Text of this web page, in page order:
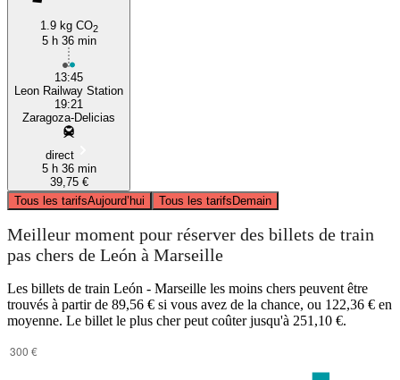
1.9 kg CO2
5 h 36 min
13:45
Leon Railway Station
19:21
Zaragoza-Delicias
direct
5 h 36 min
39,75 €
Tous les tarifsAujourd’hui Tous les tarifsDemain
Meilleur moment pour réserver des billets de train
pas chers de León à Marseille
Les billets de train León - Marseille les moins chers peuvent être
trouvés à partir de 89,56 € si vous avez de la chance, ou 122,36 € en
moyenne. Le billet le plus cher peut coûter jusqu'à 251,10 €.